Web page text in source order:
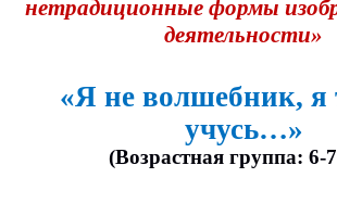
нетрадиционные формы
деятельности»
«Я не волшебник, я
учусь…»
(Возрастная группа: 6-